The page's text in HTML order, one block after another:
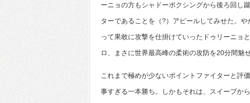
ーニョの方もシャドーボクシングから後ろ回し
ターであることを（?）アピールしてみせた。
って果敢に攻撃を仕掛けていったドゥリーニョ
ロ、まさに世界最高峰の柔術の攻防を20分間魅
これまで極めが少ないポイントファイターと評
事すぎる一本勝ち。しかもそれは、スイープか